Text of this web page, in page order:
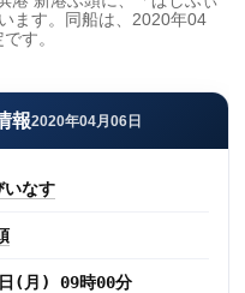
ます。同船は、2020年04
す。
報2020年04月06日
いなす
(月) 09時00分